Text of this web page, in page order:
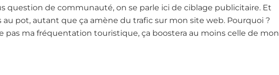
question de communauté, on se parle ici de ciblage publicitaire. Et
pot, autant que ça amène du trafic sur mon site web. Pourquoi ?
pas ma fréquentation touristique, ça boostera au moins celle de mon